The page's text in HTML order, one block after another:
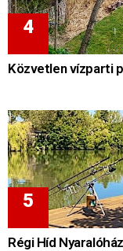
Közvetlen vízparti
Régi Híd